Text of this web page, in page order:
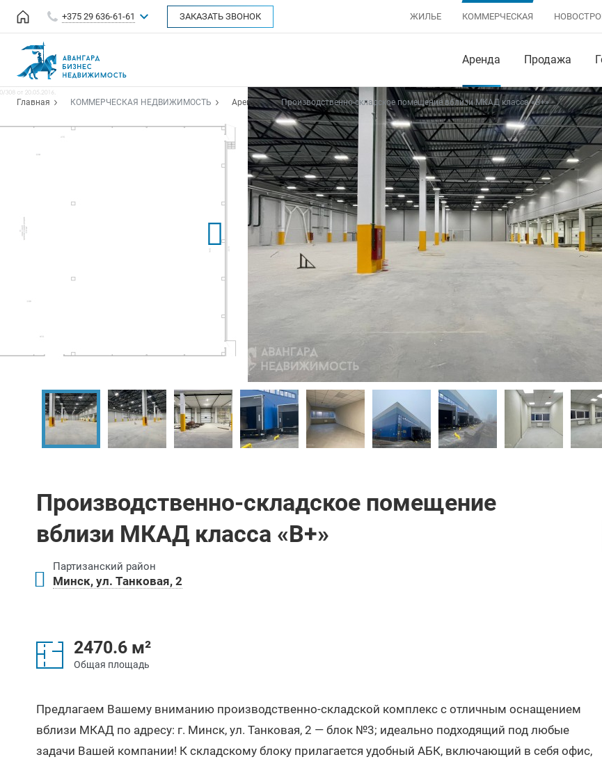
+375 29 636-61-61 ЗАКАЗАТЬ ЗВОНОК ЖИЛЬЕ КОММЕРЧЕСКАЯ
Аренда Продажа
Главная КОММЕРЧЕСКАЯ НЕДВИЖИМОСТЬ Аренда Производственно-складское помещение вблизи МКАД класса «B+»
Производственно-складское помещение
вблизи МКАД класса «B+»
Партизанский район
Минск, ул. Танковая, 2
2470.6 м²
Общая площадь
Предлагаем Вашему вниманию производственно-складской комплекс с отличным оснащением
вблизи МКАД по адресу: г. Минск, ул. Танковая, 2 — блок №3; идеально подходящий под любые
задачи Вашей компании! К складскому блоку прилагается удобный АБК, включающий в себя офис,